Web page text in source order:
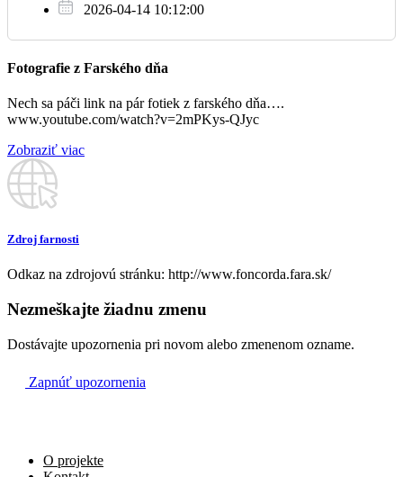
17:30
5.3.
07:00
08:15
Za Božiu pomoc a ochranu pre vnuka Mareka,
dcéru Annu a zaťa
11:00
Za Božiu pomoc, uzdravenie a dary Ducha Svätého
17:15
2026-04-14 10:12:00
Fotografie z Farského dňa
Nech sa páči link na pár fotiek z farského dňa….
www.youtube.com/watch?v=2mPKys-QJyc
Zobraziť viac
Zdroj farnosti
Odkaz na zdrojovú stránku: http://www.foncorda.fara.sk/
Nezmeškajte žiadnu zmenu
Dostávajte upozornenia pri novom alebo zmenenom ozname.
Zapnúť upozornenia
O projekte